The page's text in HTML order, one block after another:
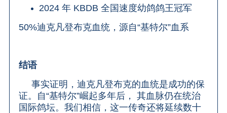
2024 年 KBDB 全国速度幼鸽鸽王冠军
50%迪克凡登布克血统，源自“基特尔”血系
结语
事实证明，迪克凡登布克的血统是成功的保
证。自“基特尔”崛起多年后， 其血脉仍在统治
国际鸽坛。我们相信，这一传奇还将延续数十